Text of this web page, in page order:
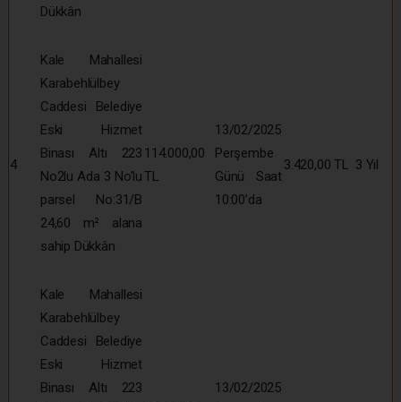
Dükkân
4
Kale Mahallesi
Karabehlülbey
Caddesi Belediye
Eski Hizmet
Binası Altı 223
No2lu Ada 3 No’lu
parsel No:31/B
24,60 m² alana
sahip Dükkân
114.000,00
TL
13/02/2025
Perşembe
Günü Saat
10:00’da
3.420,00 TL 3 Yıl
Kale Mahallesi
Karabehlülbey
Caddesi Belediye
Eski Hizmet
Binası Altı 223
13/02/2025